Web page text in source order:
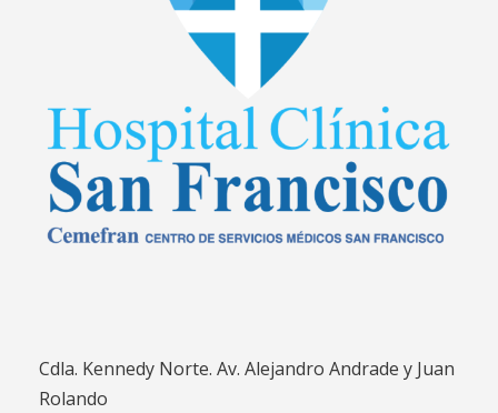
Cdla. Kennedy Norte. Av. Alejandro Andrade y Juan
Rolando